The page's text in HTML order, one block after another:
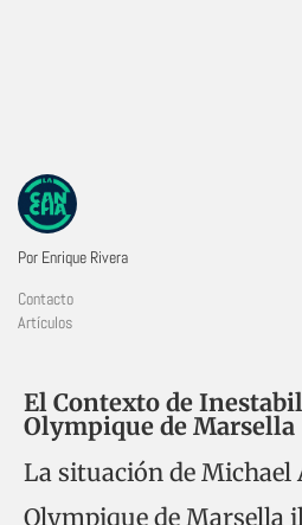
Por Enrique Rivera
Contacto
Artículos
El Contexto de
Olympique de Marsella
La situación de
Olympique de Marsella